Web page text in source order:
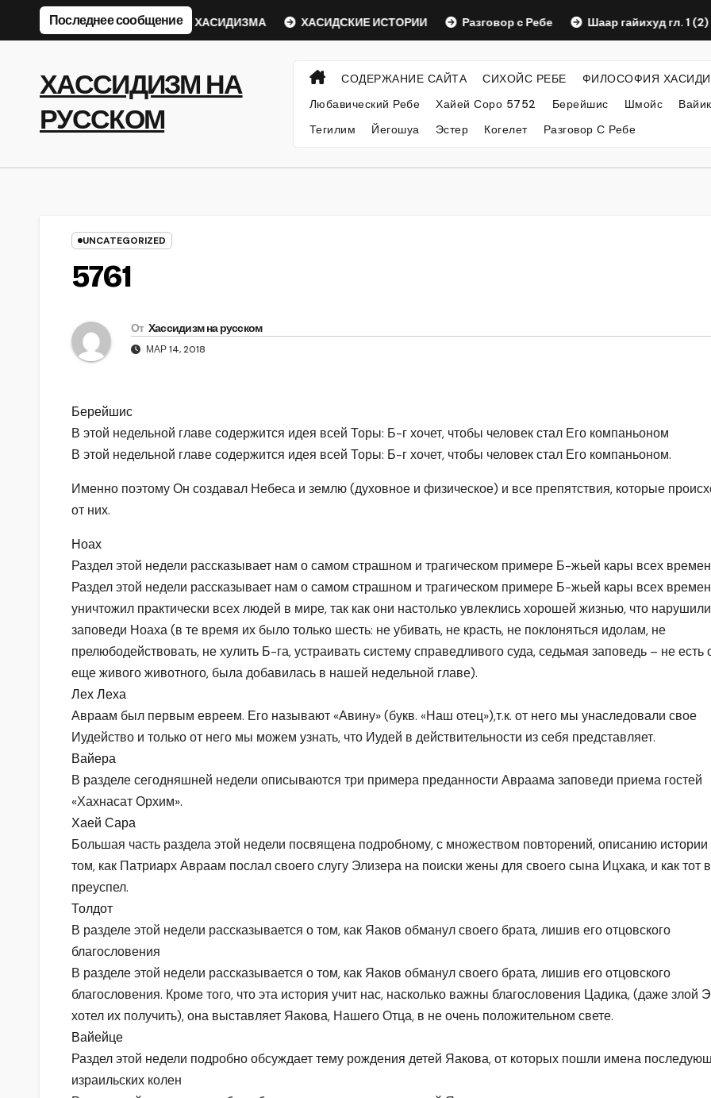
Перейти
Последнее сообщение
ФИЛОСОФИЯ ХАСИДИЗМА ХАСИДСКИЕ ИСТОРИИ Разговор с Ребе Шаар гайихуд гл. 1 (2)
ХАССИДИЗМ НА
РУССКОМ
СОДЕРЖАНИЕ САЙТА СИХОЙС РЕБЕ ФИЛОСОФИЯ
Любавический Ребе
Хайей Соро 5752 Берейшис Шмойс
Тегилим
Йегошуа Эстер Когелет Разговор С Ребе
UNCATEGORIZED
5761
От Хассидизм на русском
МАР 14, 2018
Берейшис
В этой недельной главе содержится идея всей Торы: Б-г хочет, чтобы человек стал Его компаньоном
В этой недельной главе содержится идея всей Торы: Б-г хочет, чтобы человек стал Его компаньоном.
Именно поэтому Он создавал Небеса и землю (духовное и физическое) и все препятствия, которые
от них.
Ноах
Раздел этой недели рассказывает нам о самом страшном и трагическом примере Б-жьей кары всех времен
Раздел этой недели рассказывает нам о самом страшном и трагическом примере Б-жьей кары всех
уничтожил практически всех людей в мире, так как они настолько увлеклись хорошей жизнью, что нарушили
заповеди Ноаха (в те время их было только шесть: не убивать, не красть, не поклоняться идолам, не
прелюбодействовать, не хулить Б-га, устраивать систему справедливого суда, седьмая заповедь – не есть
еще живого животного, была добавилась в нашей недельной главе).
Лех Леха
Авраам был первым евреем. Его называют «Авину» (букв. «Наш отец»),т.к. от него мы унаследовали свое
Иудейство и только от него мы можем узнать, что Иудей в действительности из себя представляет.
Вайера
В разделе сегодняшней недели описываются три примера преданности Авраама заповеди приема гостей
«Хахнасат Орхим».
Хаей Сара
Большая часть раздела этой недели посвящена подробному, с множеством повторений, описанию истории
том, как Патриарх Авраам послал своего слугу Элизера на поиски жены для своего сына Ицхака, и как тот
преуспел.
Толдот
В разделе этой недели рассказывается о том, как Яаков обманул своего брата, лишив его отцовского
благословения
В разделе этой недели рассказывается о том, как Яаков обманул своего брата, лишив его отцовского
благословения. Кроме того, что эта история учит нас, насколько важны благословения Цадика, (даже злой
хотел их получить), она выставляет Яакова, Нашего Отца, в не очень положительном свете.
Вайейце
Раздел этой недели подробно обсуждает тему рождения детей Яакова, от которых пошли имена
израильских колен